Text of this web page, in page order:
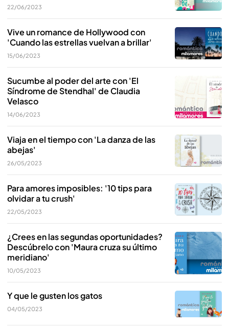
22/06/2023
Vive un romance de Hollywood con
'Cuando las estrellas vuelvan a brillar'
15/06/2023
Sucumbe al poder del arte con 'El
Síndrome de Stendhal' de Claudia
Velasco
14/06/2023
Viaja en el tiempo con 'La danza de las
abejas'
26/05/2023
Para amores imposibles: '10 tips para
olvidar a tu crush'
22/05/2023
¿Crees en las segundas oportunidades?
Descúbrelo con 'Maura cruza su último
meridiano'
10/05/2023
Y que le gusten los gatos
04/05/2023